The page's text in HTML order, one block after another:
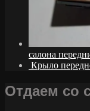
салона
Крыло
Отдаем со